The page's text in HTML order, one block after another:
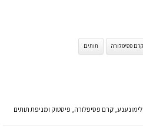
קרם פסיפלורה תותים
קרם פסיפלורה, פיסטוק ומניפת תותים